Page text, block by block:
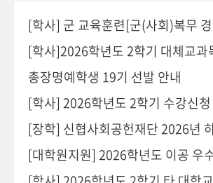
[학사]2026학년도 2학기 대체교과
총장명예학생 19기 선발 안내
[학사] 2026학년도 2학기 수강신청